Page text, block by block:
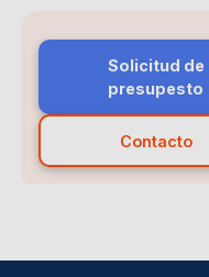
Solicitud de
presupesto
Contacto